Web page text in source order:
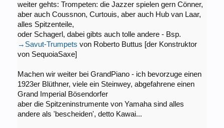
weiter gehts: Trompeten: die Jazzer spielen gern Cönner,
aber auch Coussnon, Curtouis, aber auch Hub van Laar,
alles Spitzenteile,
oder Schagerl, dabei gibts auch tolle andere - Bsp.
→Savut-Trumpets von Roberto Buttus [der Konstruktor
von SequoiaSaxe]
Machen wir weiter bei GrandPiano - ich bevorzuge einen
1923er Blüthner, viele ein Steinwey, abgefahrene einen
Grand Imperial Bösendorfer
aber die Spitzeninstrumente von Yamaha sind alles
andere als 'bescheiden', detto Kawai...